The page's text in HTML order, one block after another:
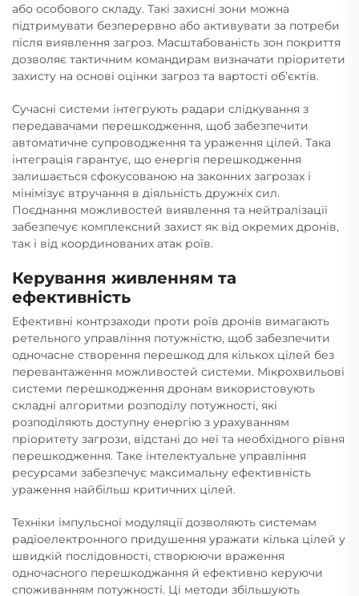
або особового складу. Такі захисні зони можна
підтримувати безперервно або активувати за потреби
після виявлення загроз. Масштабованість зон покриття
дозволяє тактичним командирам визначати пріоритети
захисту на основі оцінки загроз та вартості об’єктів.
Сучасні системи інтегрують радари слідкування з
передавачами перешкодження, щоб забезпечити
автоматичне супроводження та ураження цілей. Така
інтеграція гарантує, що енергія перешкодження
залишається сфокусованою на законних загрозах і
мінімізує втручання в діяльність дружніх сил.
Поєднання можливостей виявлення та нейтралізації
забезпечує комплексний захист як від окремих дронів,
так і від координованих атак роїв.
Керування живленням та
ефективність
Ефективні контрзаходи проти роїв дронів вимагають
ретельного управління потужністю, щоб забезпечити
одночасне створення перешкод для кількох цілей без
перевантаження можливостей системи. Мікрохвильові
системи перешкодження дронам використовують
складні алгоритми розподілу потужності, які
розподіляють доступну енергію з урахуванням
пріоритету загрози, відстані до неї та необхідного рівня
перешкодження. Таке інтелектуальне управління
ресурсами забезпечує максимальну ефективність
ураження найбільш критичних цілей.
Техніки імпульсної модуляції дозволяють системам
радіоелектронного придушення уражати кілька цілей у
швидкій послідовності, створюючи враження
одночасного перешкоджання й ефективно керуючи
споживанням потужності. Ці методи збільшують